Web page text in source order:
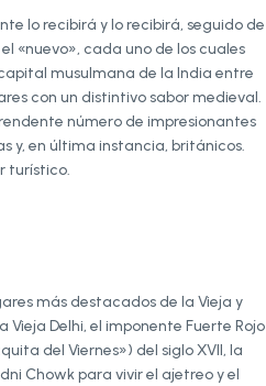
lo recibirá y lo recibirá, seguido de
«nuevo», cada uno de los cuales
musulmana de la India entre
con un distintivo sabor medieval.
número de impresionantes
y, en última instancia, británicos.
turístico.
más destacados de la Vieja y
Delhi, el imponente Fuerte Rojo
del Viernes») del siglo XVII, la
Chowk para vivir el ajetreo y el